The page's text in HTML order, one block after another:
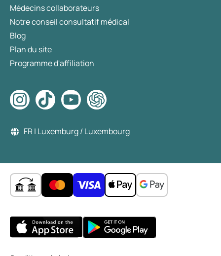
Médecins collaborateurs
Notre conseil consultatif médical
Blog
Plan du site
Programme d'affiliation
FR | Luxemburg / Luxembourg